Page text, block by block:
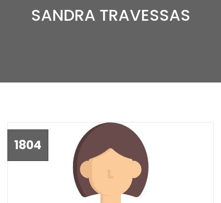
SANDRA TRAVESSAS
1804